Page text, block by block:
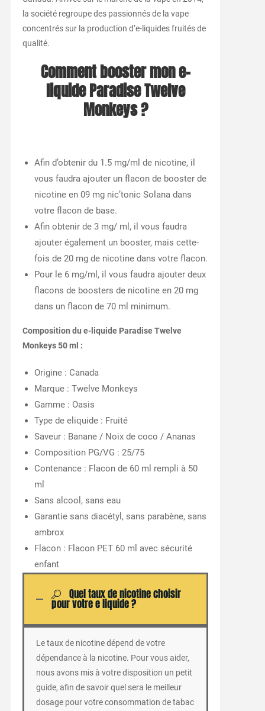
la société regroupe des passionnés de la vape
concentrés sur la production d’e-liquides fruités de
qualité.
Comment booster mon e-
liquide Paradise Twelve
Monkeys ?
Afin d’obtenir du 1.5 mg/ml de nicotine, il
vous faudra ajouter un flacon de booster de
nicotine en 09 mg nic’tonic Solana dans
votre flacon de base.
Afin obtenir de 3 mg/ ml, il vous faudra
ajouter également un booster, mais cette-
fois de 20 mg de nicotine dans votre flacon.
Pour le 6 mg/ml, il vous faudra ajouter deux
flacons de boosters de nicotine en 20 mg
dans un flacon de 70 ml minimum.
Composition du e-liquide Paradise Twelve
Monkeys 50 ml :
Origine : Canada
Marque : Twelve Monkeys
Gamme : Oasis
Type de eliquide : Fruité
Saveur : Banane / Noix de coco / Ananas
Composition PG/VG : 25/75
Contenance : Flacon de 60 ml rempli à 50
ml
Sans alcool, sans eau
Garantie sans diacétyl, sans parabène, sans
ambrox
Flacon : Flacon PET 60 ml avec sécurité
enfant
Quel taux de nicotine choisir
pour votre e liquide ?
Le taux de nicotine dépend de votre
dépendance à la nicotine. Pour vous aider,
nous avons mis à votre disposition un petit
guide, afin de savoir quel sera le meilleur
dosage pour votre consommation de tabac